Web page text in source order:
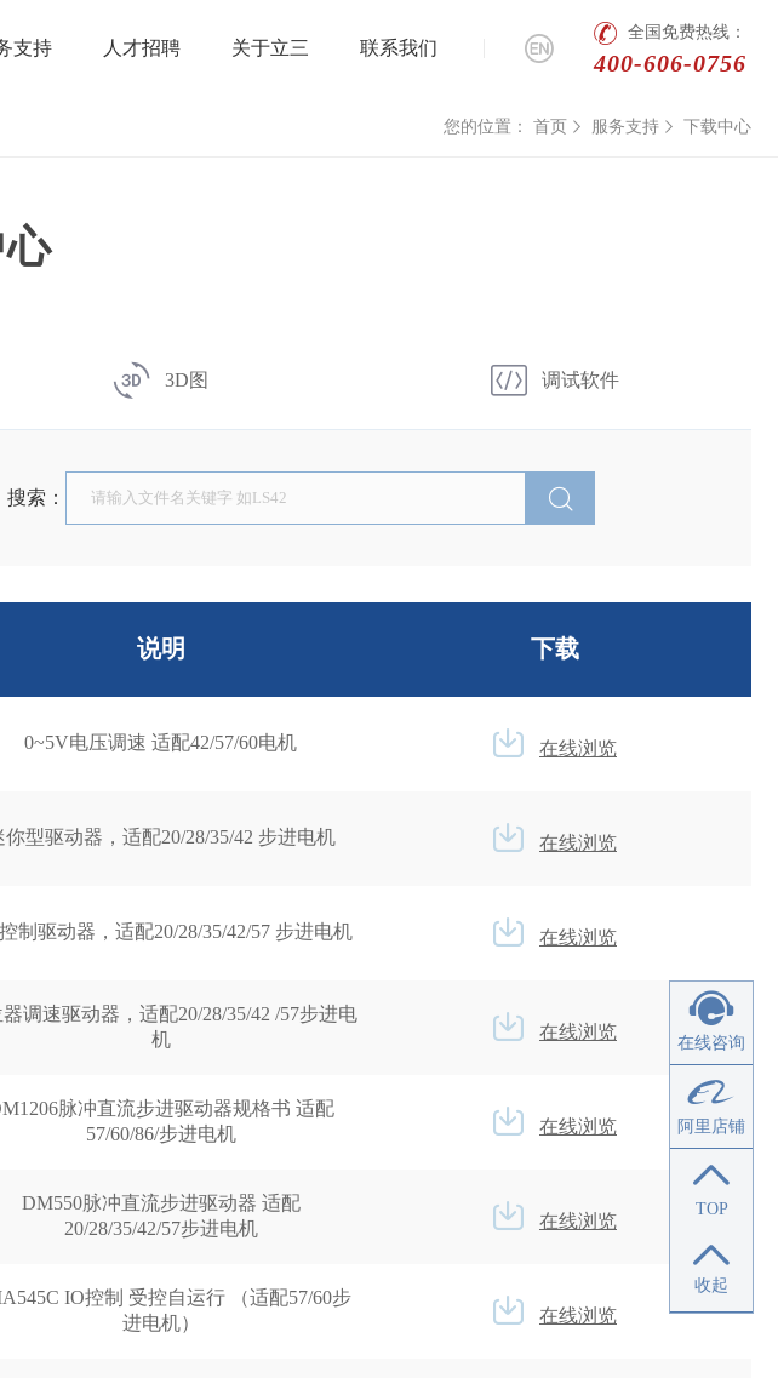
支持 人才招聘 关于立三 联系我们
全国免费热线：
400-606-0756
您的位置： 首页 服务支持 下载中心
3D图 调试软件
搜索：
说明 下载
0~5V电压调速 适配42/57/60电机 在线浏览
你型驱动器，适配20/28/35/42 步进电机 在线浏览
制驱动器，适配20/28/35/42/57 步进电机 在线浏览
调速驱动器，适配20/28/35/42 /57步进电
机
在线浏览
脉冲直流步进驱动器规格书 适配
57/60/86/步进电机
在线浏览
DM550脉冲直流步进驱动器 适配
20/28/35/42/57步进电机
在线浏览
IO控制 受控自运行 （适配57/60步
进电机）
在线浏览
在线咨询
阿里店铺
TOP
收起